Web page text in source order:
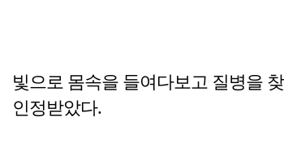
빛으로 몸속을 들여다보고 질병을
인정받았다.